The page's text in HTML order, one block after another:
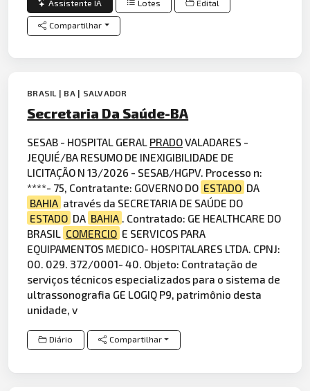
Assistente IA Lotes Edital
Compartilhar
BRASIL | BA | SALVADOR
Secretaria Da Saúde-BA
SESAB - HOSPITAL GERAL PRADOVALADARES -
JEQUIÉ/BA RESUMO DE INEXIGIBILIDADE DE
LICITAÇÃO N 13/2026 - SESAB/HGPV. Processo n:
****- 75, Contratante: GOVERNO DO ESTADO DA
BAHIA através da SECRETARIA DE SAÚDE DO
ESTADO DA BAHIA
. Contratado: GE HEALTHCARE DO
BRASIL
COMERCIO E SERVICOS PARA
EQUIPAMENTOS MEDICO- HOSPITALARES LTDA. CPNJ:
00. 029. 372/0001- 40. Objeto: Contratação de
serviços técnicos especializados para o sistema de
ultrassonografia GE LOGIQ P9, patrimônio desta
unidade, v
Diário Compartilhar